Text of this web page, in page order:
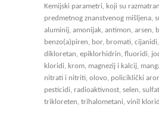
Kemijski parametri, koji su
predmetnog znanstvenog mišljena,
aluminij, amonijak, antimon, arsen,
benzo(a)piren, bor, bromati,
dikloretan, epiklorhidrin, fluoridi,
kloridi, krom, magnezij i kalcij,
nitrati i nitriti, olovo, policiklički
pesticidi, radioaktivnost, selen,
trikloreten, trihalometani, vinil